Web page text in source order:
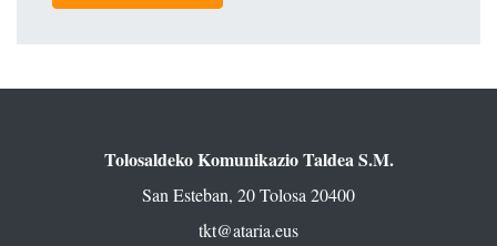
Tolosaldeko Komunikazio Taldea S.M.
San Esteban, 20 Tolosa 20400
tkt@ataria.eus